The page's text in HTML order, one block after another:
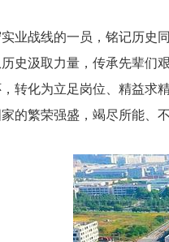
业战线的一员，铭记历史
史汲取力量，传承先辈
转化为立足岗位、精益求
的繁荣强盛，竭尽所能、